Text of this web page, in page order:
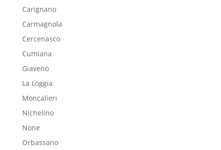
Carignano
Carmagnola
Cercenasco
Cumiana
Giaveno
La Loggia
Moncalieri
Nichelino
None
Orbassano